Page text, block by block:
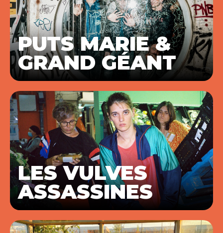
PUTS MARIE &
GRAND GÉANT
LES VULVES
ASSASSINES